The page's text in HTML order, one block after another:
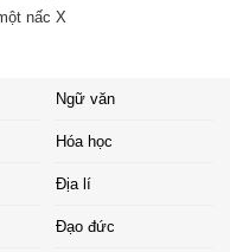
nấc X
Ngữ văn
Hóa học
Địa lí
Đạo đức